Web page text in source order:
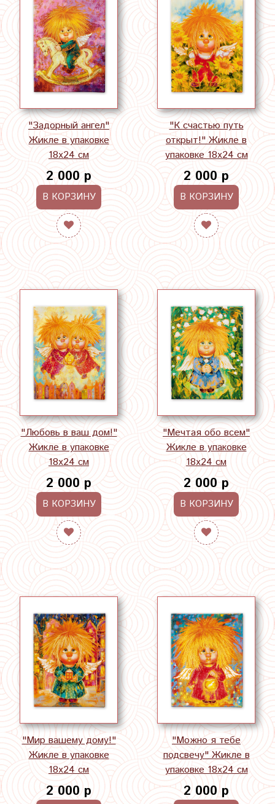
"Задорный ангел"
Жикле в упаковке
18х24 см
2 000 р
В КОРЗИНУ
"К счастью путь
открыт!" Жикле в
упаковке 18х24 см
2 000 р
В КОРЗИНУ
"Любовь в ваш дом!"
Жикле в упаковке
18х24 см
2 000 р
В КОРЗИНУ
"Мечтая обо всем"
Жикле в упаковке
18х24 см
2 000 р
В КОРЗИНУ
"Мир вашему дому!"
Жикле в упаковке
18х24 см
2 000 р
"Можно я тебе
подсвечу" Жикле в
упаковке 18х24 см
2 000 р